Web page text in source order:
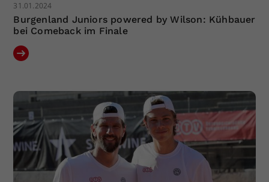
31.01.2024
Burgenland Juniors powered by Wilson: Kühbauer
bei Comeback im Finale